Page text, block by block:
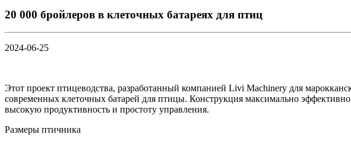
20 000 бройлеров в клеточных батареях для птиц
2024-06-25
Этот проект птицеводства, разработанный компанией Livi Machinery для
современных клеточных батарей для птицы. Конструкция максимально
высокую продуктивность и простоту управления.
Размеры птичника